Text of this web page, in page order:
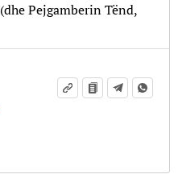
(dhe Pejgamberin Tënd,